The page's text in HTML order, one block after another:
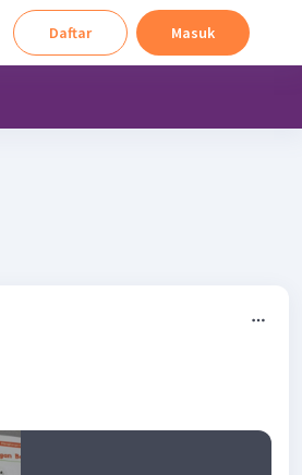
Daftar Masuk